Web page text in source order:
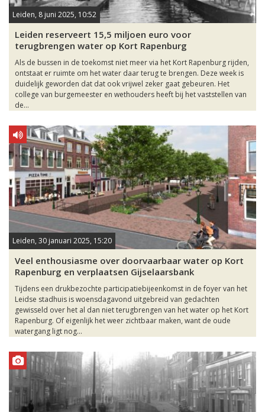
Leiden, 8 juni 2025, 10:52
Leiden reserveert 15,5 miljoen euro voor
terugbrengen water op Kort Rapenburg
Als de bussen in de toekomst niet meer via het Kort Rapenburg rijden,
ontstaat er ruimte om het water daar terug te brengen. Deze week is
duidelijk geworden dat dat ook vrijwel zeker gaat gebeuren. Het
college van burgemeester en wethouders heeft bij het vaststellen van
de...
Leiden, 30 januari 2025, 15:20
Veel enthousiasme over doorvaarbaar water op Kort
Rapenburg en verplaatsen Gijselaarsbank
Tijdens een drukbezochte participatiebijeenkomst in de foyer van het
Leidse stadhuis is woensdagavond uitgebreid van gedachten
gewisseld over het al dan niet terugbrengen van het water op het Kort
Rapenburg. Of eigenlijk het weer zichtbaar maken, want de oude
watergang ligt nog...